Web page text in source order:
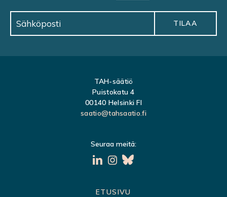
TAH-säätiö
Puistokatu 4
00140 Helsinki FI
saatio@tahsaatio.fi
Seuraa meitä:
ETUSIVU